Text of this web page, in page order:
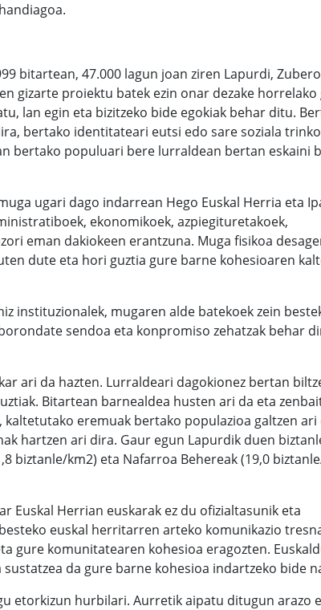
bitartean, 47.000 lagun joan ziren Lapurdi,
gizarte proiektu batek ezin onar dezake horrelako
lan egin eta bizitzeko bide egokiak behar ditu.
bertako identitateari eutsi edo sare soziala
bertako populuari bere lurraldean bertan eskaini
ugari dago indarrean Hego Euskal Herria eta
ekonomikoek, azpiegituretakoek,
eman dakiokeen erantzuna. Muga fisikoa
dute eta hori guztia gure barne kohesioaren
instituzionalek, mugaren alde batekoek zein
sendoa eta konpromiso zehatzak behar
ari da hazten. Lurraldeari dagokionez bertan
Bitartean barnealdea husten ari da eta
eremuak bertako populazioa galtzen ari
hartzen ari dira. Gaur egun Lapurdik duen
biztanle/km2) eta Nafarroa Behereak (19,0
Euskal Herrian euskarak ez du ofizialtasunik eta
euskal herritarren arteko komunikazio
gure komunitatearen kohesioa eragozten.
da gure barne kohesioa indartzeko bide
etorkizun hurbilari. Aurretik aipatu ditugun arazo